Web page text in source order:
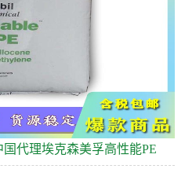
国代理埃克森美孚高性能PE